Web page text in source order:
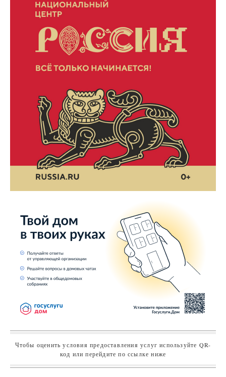
Чтобы оценить условия предоставления услуг используйте QR-
код или перейдите по ссылке ниже